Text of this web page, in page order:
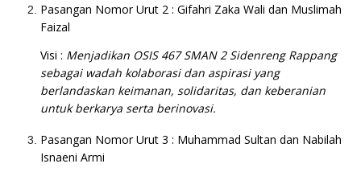
Pasangan Nomor Urut 2 : Gifahri Zaka Wali dan Muslimah
Faizal
Visi : Menjadikan OSIS 467 SMAN 2 Sidenreng Rappang
sebagai wadah kolaborasi dan aspirasi yang
berlandaskan keimanan, solidaritas, dan keberanian
untuk berkarya serta berinovasi.
Pasangan Nomor Urut 3 : Muhammad Sultan dan Nabilah
Isnaeni Armi